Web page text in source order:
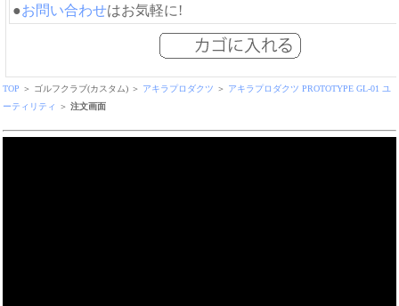
●お問い合わせはお気軽に!
TOP ＞ ゴルフクラブ(カスタム) ＞ アキラプロダクツ ＞ アキラプロダクツ PROTOTYPE GL-01 ユ
ーティリティ
＞ 注文画面